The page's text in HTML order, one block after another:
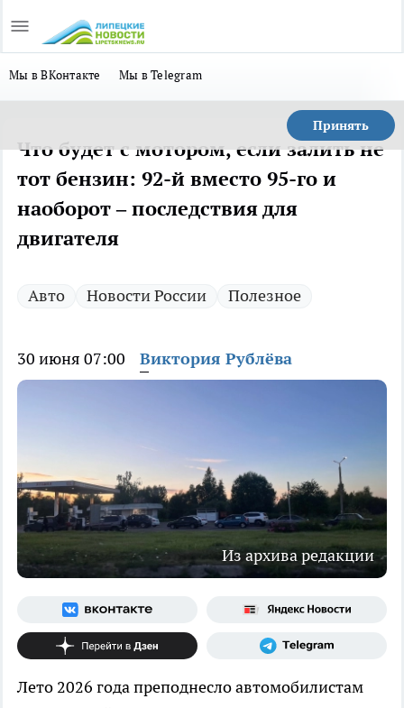
Мы в ВКонтакте Мы в Telegram
Принять
Что будет с мотором, если залить не
тот бензин: 92-й вместо 95-го и
наоборот – последствия для
двигателя
Авто Новости России Полезное
30 июня 07:00 Виктория Рублёва
Из архива редакции
Лето 2026 года преподнесло автомобилистам